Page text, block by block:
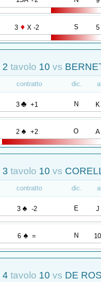
3 ♦ X -2 S 5
2 tavolo 10 vs
contratto dic.
3 ♣ +1 N K
2 ♠ +2 O A
3 tavolo 10 vs
contratto dic.
3 ♠ -2 E J
6 ♠ = N 10
4 tavolo 10 vs DE